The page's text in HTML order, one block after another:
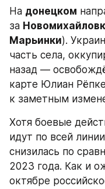
На донецком
за
Марьинки).
часть села,
назад —
карте Юлиан
к заметным
Хотя боевые
идут по всей
снизилась по
2023 года. Как и
октябре